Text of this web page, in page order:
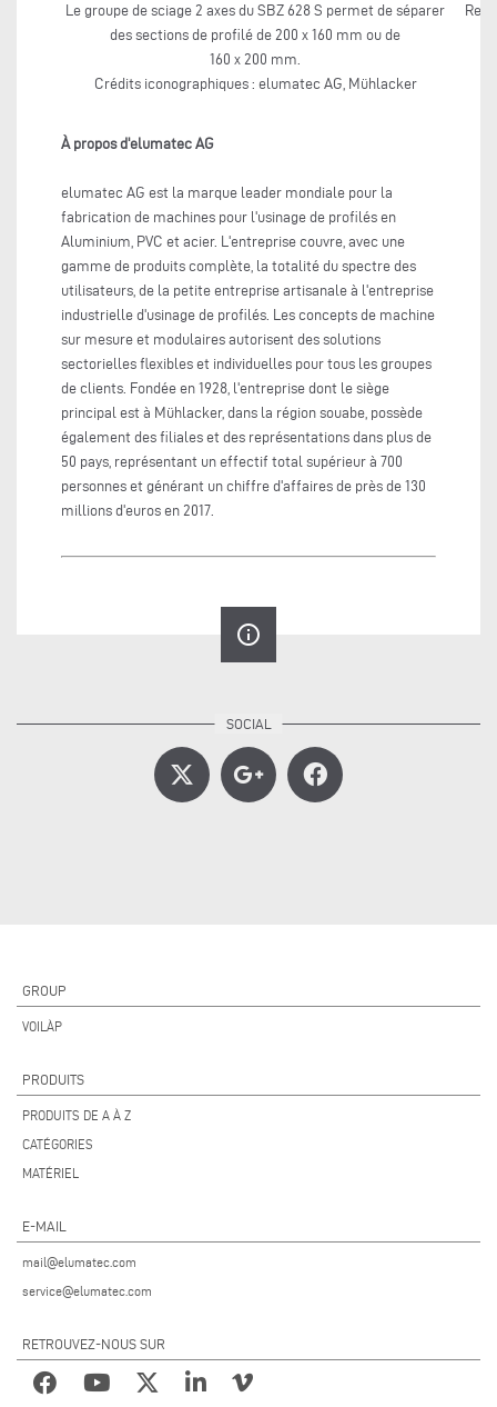
Le groupe de sciage 2 axes du SBZ 628 S permet de séparer
des sections de profilé de 200 x 160 mm ou de
160 x 200 mm.
Crédits iconographiques : elumatec AG, Mühlacker
À propos d'elumatec AG
elumatec AG est la marque leader mondiale pour la
fabrication de machines pour l'usinage de profilés en
Aluminium, PVC et acier. L'entreprise couvre, avec une
gamme de produits complète, la totalité du spectre des
utilisateurs, de la petite entreprise artisanale à l'entreprise
industrielle d'usinage de profilés. Les concepts de machine
sur mesure et modulaires autorisent des solutions
sectorielles flexibles et individuelles pour tous les groupes
de clients. Fondée en 1928, l'entreprise dont le siège
principal est à Mühlacker, dans la région souabe, possède
également des filiales et des représentations dans plus de
50 pays, représentant un effectif total supérieur à 700
personnes et générant un chiffre d'affaires de près de 130
millions d'euros en 2017.
info_outline
GROUP
VOILÀP
PRODUITS
PRODUITS DE A À Z
CATÉGORIES
MATÉRIEL
E-MAIL
mail@elumatec.com
service@elumatec.com
RETROUVEZ-NOUS SUR